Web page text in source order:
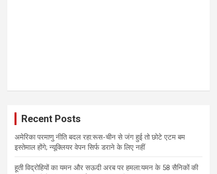
Recent Posts
अमेरिका परमाणु नीति बदल रहा:रूस-चीन से जंग हुई तो छोटे एटम बम
इस्तेमाल होंगे; न्यूक्लियर वेपन सिर्फ डराने के लिए नहीं
हूती विद्रोहियों का यमन और सऊदी अरब पर हमला:यमन के 58 सैनिकों की